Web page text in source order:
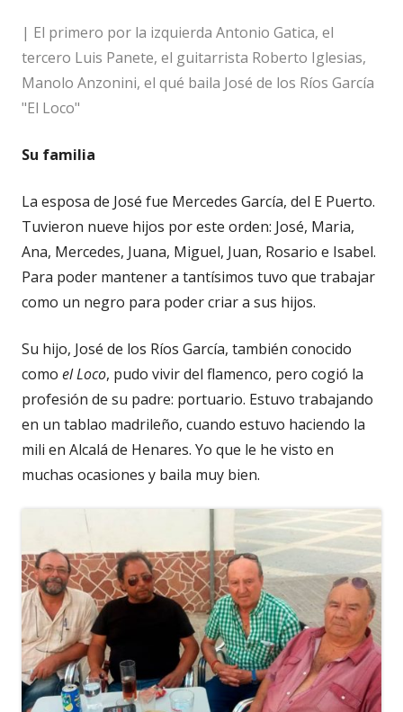
| El primero por la izquierda Antonio Gatica, el
tercero Luis Panete, el guitarrista Roberto Iglesias,
Manolo Anzonini, el qué baila José de los Ríos García
"El Loco"
Su familia
La esposa de José fue Mercedes García, del E Puerto.
Tuvieron nueve hijos por este orden: José, Maria,
Ana, Mercedes, Juana, Miguel, Juan, Rosario e Isabel.
Para poder mantener a tantísimos tuvo que trabajar
como un negro para poder criar a sus hijos.
Su hijo, José de los Ríos García, también conocido
como el Loco, pudo vivir del flamenco, pero cogió la
profesión de su padre: portuario. Estuvo trabajando
en un tablao madrileño, cuando estuvo haciendo la
mili en Alcalá de Henares. Yo que le he visto en
muchas ocasiones y baila muy bien.